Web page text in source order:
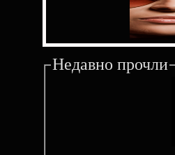
Недавно прочли